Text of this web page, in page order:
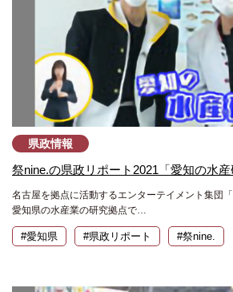
県政情報
祭nine.の県政リポート2021「愛知の水産
名古屋を拠点に活動するエンターテイメント集団
愛知県の水産業の研究拠点で…
#愛知県 #県政リポート #祭nine.